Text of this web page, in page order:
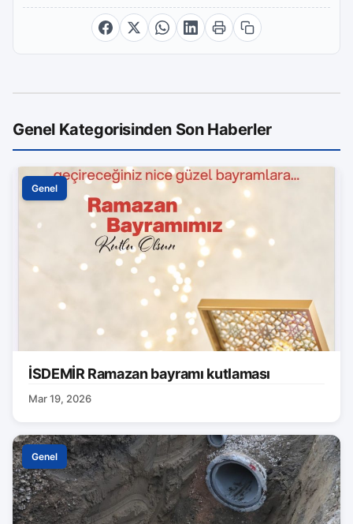
Genel Kategorisinden Son Haberler
Genel
İSDEMİR Ramazan bayramı kutlaması
Mar 19, 2026
Genel